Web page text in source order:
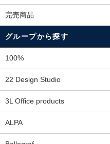
完売商品
グループから探す
100%
22 Design Studio
3L Office products
ALPA